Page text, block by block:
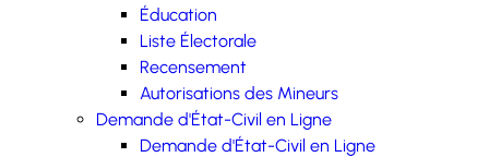
Éducation
Liste Électorale
Recensement
Autorisations des Mineurs
Demande d'État-Civil en Ligne
Demande d'État-Civil en Ligne